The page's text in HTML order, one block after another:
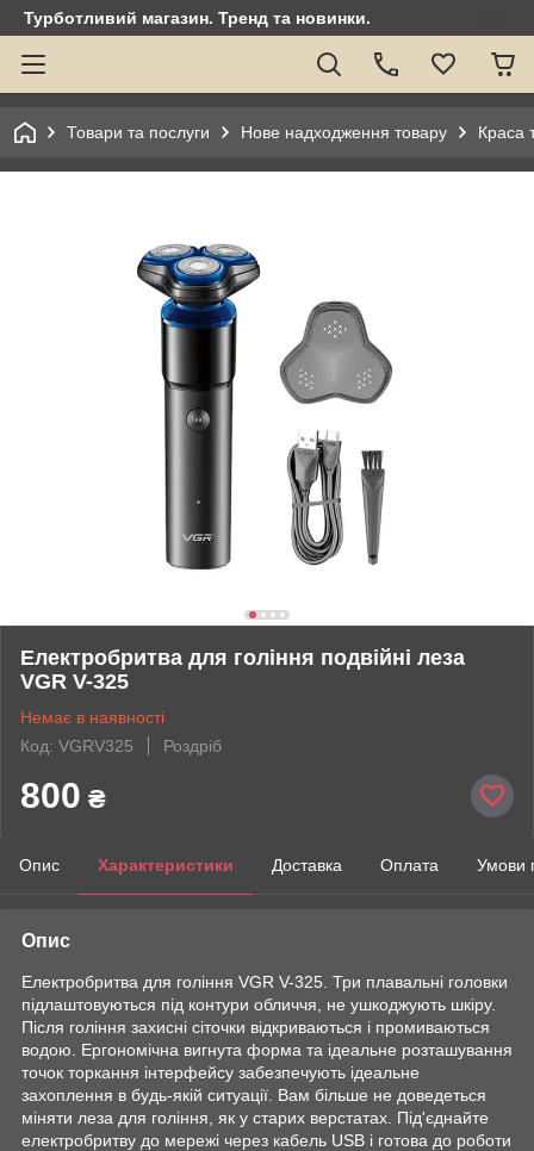
Турботливий магазин. Тренд та новинки.
Товари та послуги Нове надходження товару Краса
Електробритва для гоління подвійні леза
VGR V-325
Немає в наявності
Код: VGRV325
Роздріб
800 ₴
Опис Характеристики Доставка Оплата Умови
Опис
Електробритва для гоління VGR V-325. Три плавальні головки
підлаштовуються під контури обличчя, не ушкоджують шкіру.
Після гоління захисні сіточки відкриваються і промиваються
водою. Ергономічна вигнута форма та ідеальне розташування
точок торкання інтерфейсу забезпечують ідеальне
захоплення в будь-якій ситуації. Вам більше не доведеться
міняти леза для гоління, як у старих верстатах. Під'єднайте
електробритву до мережі через кабель USB і готова до роботи